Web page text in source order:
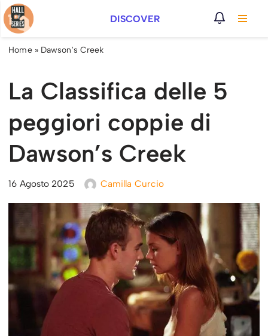
Vai
al
DISCOVER
Home» Dawson's Creek
La Classifica delle 5
peggiori coppie di
Dawson’s Creek
16 Agosto 2025 Camilla Curcio